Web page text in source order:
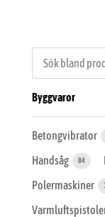
Byggvaror
Betongvibrator
Handsåg 84
Polermaskiner